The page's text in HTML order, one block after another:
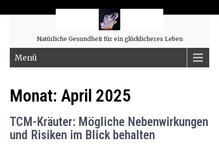
Natürliche Gesundheit für ein glücklicheres Leben
Menü
Monat: April 2025
TCM-Kräuter: Mögliche Nebenwirkungen
und Risiken im Blick behalten